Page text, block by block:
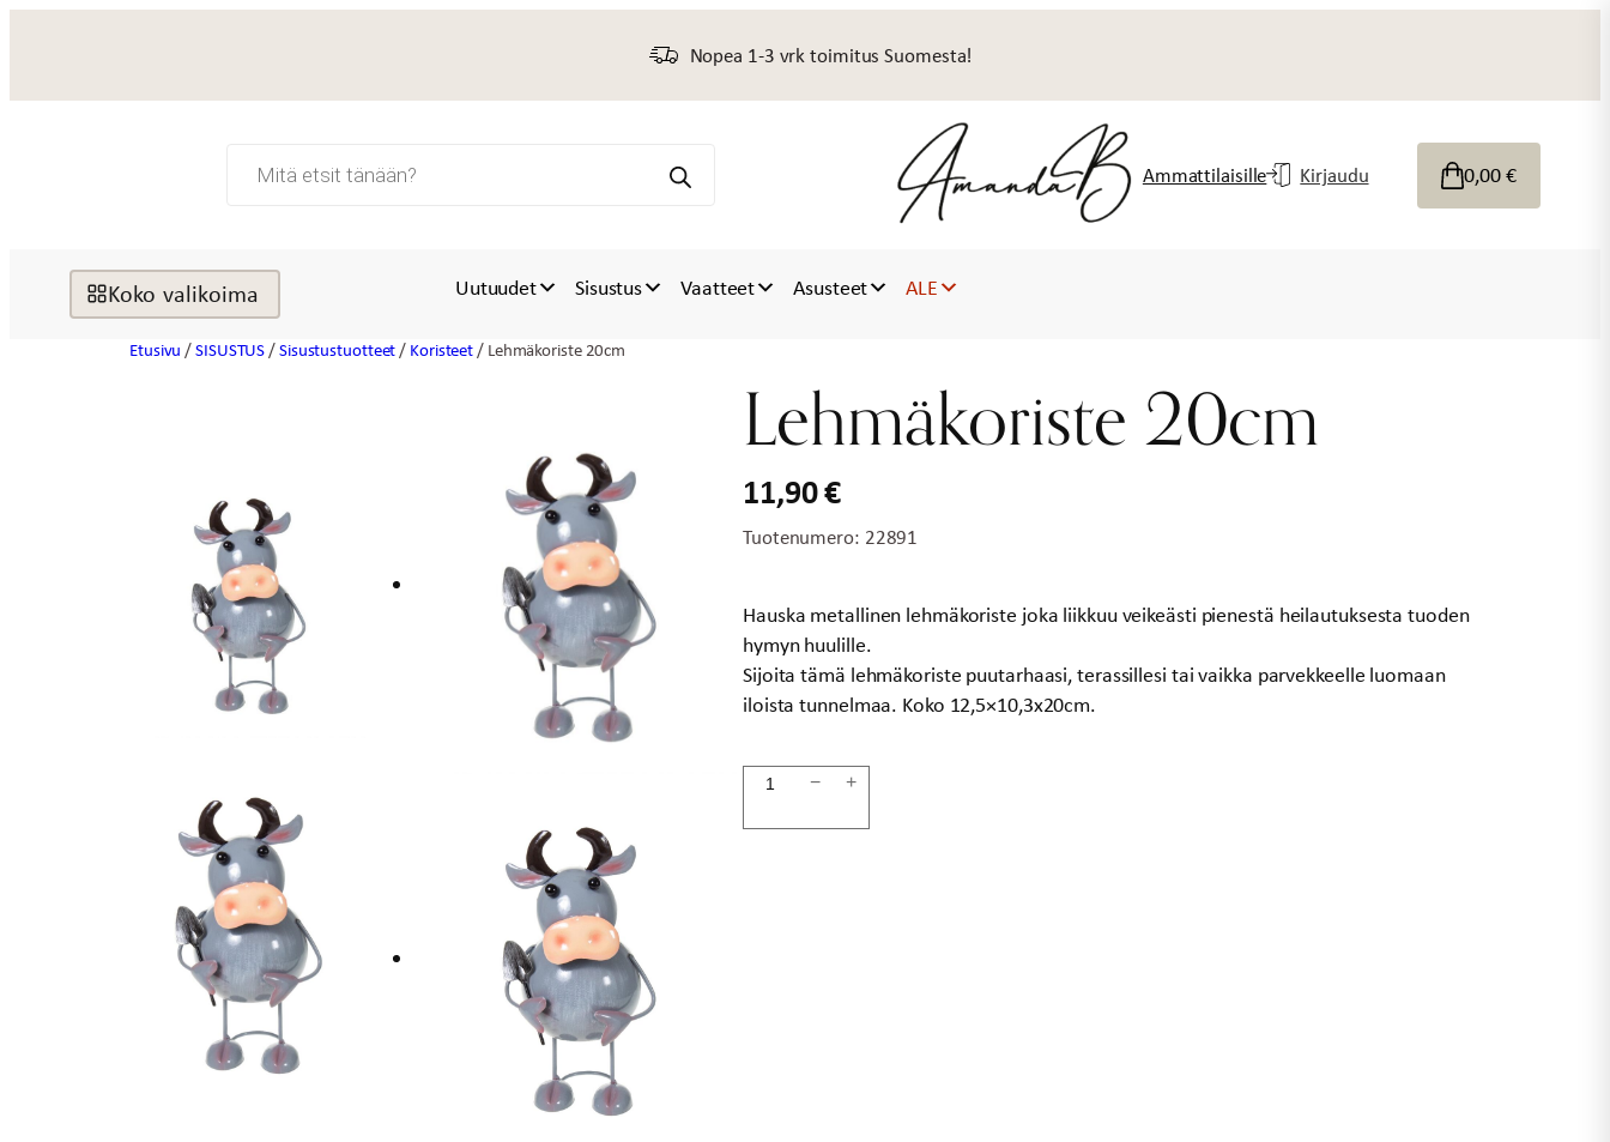
Nopea 1-3 vrk toimitus Suomesta!
search Ammattilaisille Kirjaudu 0,00€
Koko valikoima Uutuudet Sisustus Vaatteet Asusteet ALE
Etusivu /SISUSTUS/Sisustustuotteet/ Koristeet/ Lehmäkoriste 20cm
Lehmäkoriste 20cm
11,90€
Tuotenumero: 22891
Hauska metallinen lehmäkoriste joka liikkuu veikeästi pienestä heilautuksesta tuoden
hymyn huulille.
Sijoita tämä lehmäkoriste puutarhaasi, terassillesi tai vaikka parvekkeelle luomaan
iloista tunnelmaa. Koko 12,5×10,3x20cm.
Lehmäkoriste
− +